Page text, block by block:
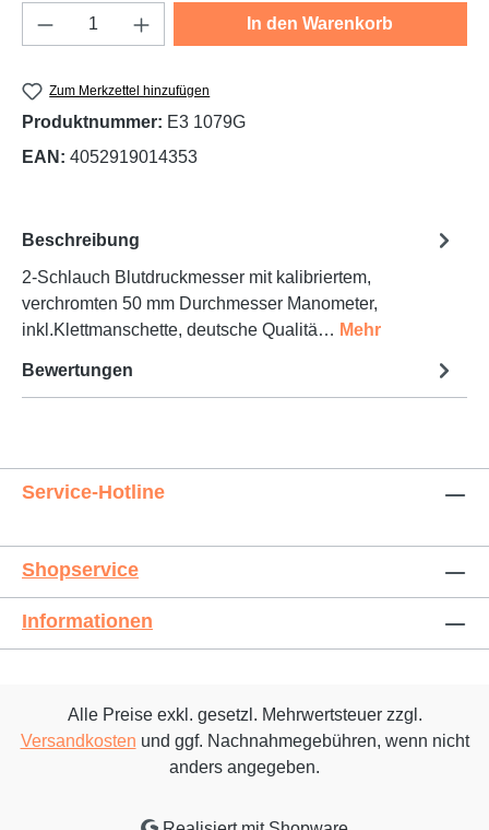
Produkt Anzahl: Gib den gewünschten
In den Warenkorb
Zum Merkzettel hinzufügen
Produktnummer: E3 1079G
EAN: 4052919014353
Beschreibung
2-Schlauch Blutdruckmesser mit kalibriertem,
verchromten 50 mm Durchmesser Manometer,
inkl.Klettmanschette, deutsche Qualitä… Mehr
Bewertungen
Service-Hotline
Shopservice
Informationen
Alle Preise exkl. gesetzl. Mehrwertsteuer zzgl.
Versandkosten und ggf. Nachnahmegebühren, wenn nicht
anders angegeben.